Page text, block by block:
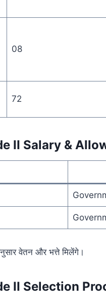
08
72
II Salary &
वेतन और भत्ते मिलेंगे।
II Selection